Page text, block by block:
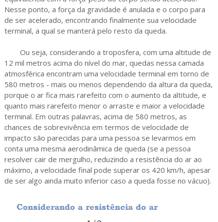
Nesse ponto, a força da gravidade é anulada e o corpo para
de ser acelerado, encontrando finalmente sua velocidade
terminal, a qual se manterá pelo resto da queda.
Ou seja, considerando a troposfera, com uma altitude de
12 mil metros acima do nível do mar, quedas nessa camada
atmosférica encontram uma velocidade terminal em torno de
580 metros - mais ou menos dependendo da altura da queda,
porque o ar fica mais rarefeito com o aumento da altitude, e
quanto mais rarefeito menor o arraste e maior a velocidade
terminal. Em outras palavras, acima de 580 metros, as
chances de sobrevivência em termos de velocidade de
impacto são parecidas para uma pessoa se levarmos em
conta uma mesma aerodinâmica de queda (se a pessoa
resolver cair de mergulho, reduzindo a resistência do ar ao
máximo, a velocidade final pode superar os 420 km/h, apesar
de ser algo ainda muito inferior caso a queda fosse no vácuo).